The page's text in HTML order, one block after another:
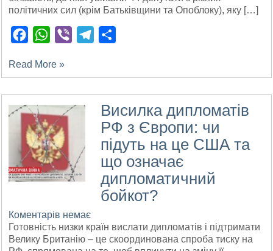
політичних сил (крім Батьківщини та Опоблоку), яку […]
FacebookWhatsApp
Viber Telegram
Read More »
Висилка дипломатів
РФ з Європи: чи
підуть на це США та
що означає
дипломатичний
бойкот?
Коментарів немає
Готовність низки країн вислати дипломатів і підтримати
Велику Британію – це скоординована спроба тиску на